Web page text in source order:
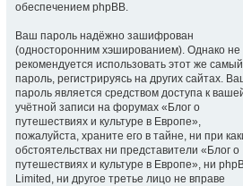
обеспечением phpBB.
Ваш пароль надёжно зашифрован
(односторонним хэшированием). Однако не
рекомендуется использовать этот же самый
пароль, регистрируясь на других сайтах.
пароль является средством доступа к
учётной записи на форумах «Блог о
путешествиях и культуре в Европе»,
пожалуйста, храните его в тайне, ни при
обстоятельствах ни представители «Блог о
путешествиях и культуре в Европе», ни
Limited, ни другое третье лицо не вправе